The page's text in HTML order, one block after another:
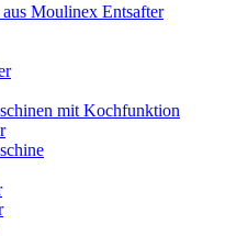
Moulinex Entsafter
mit Kochfunktion